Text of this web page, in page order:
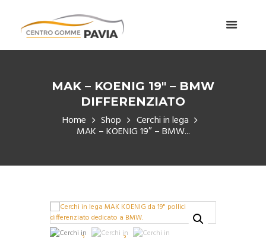
MAK – KOENIG 19″ – BMW
DIFFERENZIATO
Home Shop Cerchi in lega
MAK – KOENIG 19″ – BMW...